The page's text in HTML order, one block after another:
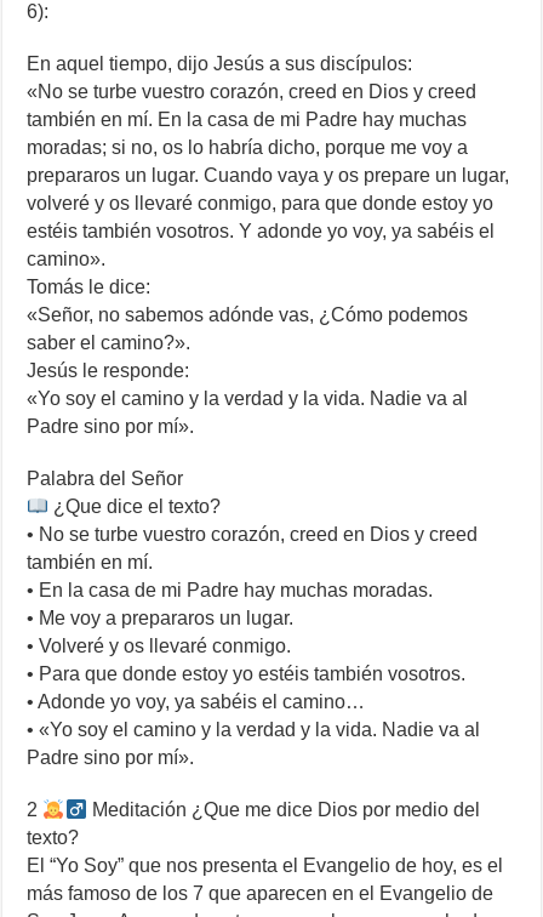
6):
En aquel tiempo, dijo Jesús a sus discípulos:
«No se turbe vuestro corazón, creed en Dios y creed
también en mí. En la casa de mi Padre hay muchas
moradas; si no, os lo habría dicho, porque me voy a
prepararos un lugar. Cuando vaya y os prepare un lugar,
volveré y os llevaré conmigo, para que donde estoy yo
estéis también vosotros. Y adonde yo voy, ya sabéis el
camino».
Tomás le dice:
«Señor, no sabemos adónde vas, ¿Cómo podemos
saber el camino?».
Jesús le responde:
«Yo soy el camino y la verdad y la vida. Nadie va al
Padre sino por mí».
Palabra del Señor
¿Que dice el texto?
• No se turbe vuestro corazón, creed en Dios y creed
también en mí.
• En la casa de mi Padre hay muchas moradas.
• Me voy a prepararos un lugar.
• Volveré y os llevaré conmigo.
• Para que donde estoy yo estéis también vosotros.
• Adonde yo voy, ya sabéis el camino…
• «Yo soy el camino y la verdad y la vida. Nadie va al
Padre sino por mí».
2
Meditación ¿Que me dice Dios por medio del
texto?
El “Yo Soy” que nos presenta el Evangelio de hoy, es el
más famoso de los 7 que aparecen en el Evangelio de